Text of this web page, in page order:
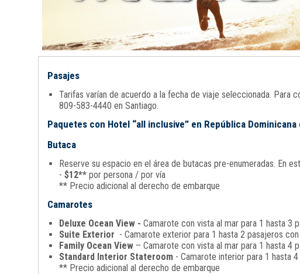
Pasajes
Tarifas varían de acuerdo a la fecha de viaje seleccionada.
809-583-4440 en Santiago.
Paquetes con Hotel “all inclusive” en República
Butaca
Reserve su espacio en el área de butacas pre-enumeradas. En
- $12**por persona / por vía
** Precio adicional al derecho de embarque
Camarotes
Deluxe Ocean View - Camarote con vista al mar para 1 hasta 3
Suite Exterior - Camarote exterior para 1 hasta 2 pasajeros
Family Ocean View– Camarote con vista al mar para 1 hasta 4
Standard Interior Stateroom- Camarote interior para 1 hasta
** Precio adicional al derecho de embarque